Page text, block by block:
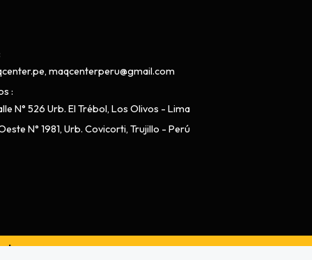
maqcenterperu@gmail.com
N° 526 Urb. El Trébol, Los Olivos - Lima
N° 1981, Urb. Covicorti, Trujillo - Perú
porBsale